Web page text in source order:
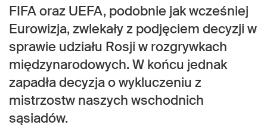
FIFA oraz UEFA, podobnie jak wcześniej
Eurowizja, zwlekały z podjęciem decyzji w
sprawie udziału Rosji w rozgrywkach
międzynarodowych. W końcu jednak
zapadła decyzja o wykluczeniu z
mistrzostw naszych wschodnich
sąsiadów.